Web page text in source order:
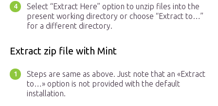
Select “Extract Here” option to unzip files into the
present working directory or choose “Extract to…”
for a different directory.
Extract zip file with Mint
Steps are same as above. Just note that an «Extract
to…» option is not provided with the default
installation.